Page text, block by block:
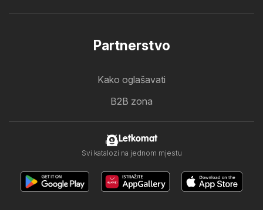
Partnerstvo
Kako oglašavati
B2B zona
Letkomat
Svi katalozi na jednom mjestu